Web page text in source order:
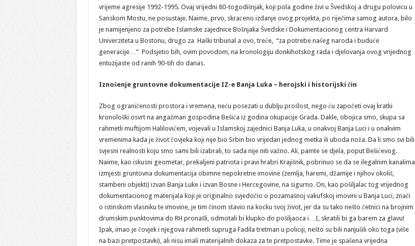
vrijeme agresije 1992-1995. Ovaj vrijedni 80-togodišnjak, koji pola godine živi u Švedskoj a drugu polovicu u
Sanskom Mostu, ne posustaje. Naime, prvo, skraćeno izdanje ovog projekta, po riječima samog autora, bilo
je namijenjeno za potrebe Islamske zajednice Bošnjaka Švedske i Dokumentacionog centra Harvard
Univerziteta u Bostonu, drugo za Haški tribunal a ovo, treće, “za potrebe našeg naroda i buduće
generacije…” Podsjetio bih, ovim povodom, na kronologiju donkihotskog rada i djelovanja ovog vrijednog
entuzijaste od ranih 90-tih do danas.
Iznošenje gruntovne dokumentacije IZ-e Banja Luka – herojski i historijski čin
Zbog ograničenosti prostora i vremena, neću posezati u dublju prošlost, nego ću započeti ovaj kratki
kronološki osvrt na angažman gospodina Bešića iz godina okupacije Grada. Dakle, obojica smo, skupa sa
rahmetli muftijom Halilovićem, vojevali u Islamskoj zajednici Banja Luka, u onakvoj Banja Luci i u onakvim
vremenima kada je život čovjeka koji nije bio Srbin bio vrijedan jednog metka ili uboda noža. Da li smo svi bili
svjesni realnosti koju smo sami bili izabrali, to sada nije niti važno. Ali, pamte se djela, poput Bešićevog.
Naime, kao iskusni geometar, prekaljeni patriota i pravi hrabri Krajišnik, pobrinuo se da se ilegalnim kanalima
izmjesti gruntovna dokumentacija obimne nepokretne imovine (zemlja, haremi, džamije i njihov okoliš,
stambeni objekti) izvan Banja Luke i izvan Bosne i Hercegovine, na sigurno. On, kao pošiljalac tog vrijednog
dokumentacionog materijala koji je originalno svjedočio o pozamašnoj vakufskoj imovini u Banja Luci, znači
o istinskom vlasniku te imovine, je tim činom stavio na kocku svoj život, jer da su tako nešto četnici na brojnim
drumskim punktovima do RH pronašli, odmotali bi klupko do pošiljaoca i…I, skratili bi ga barem za glavu!
Ipak, imao je čovjek i njegova rahmetli supruga Fadila tretman u policiji, nešto su bili nanjušili oko toga (više
na bazi pretpostavki), ali nisu imali materijalnih dokaza za te pretpostavke. Time je spašena vrijedna